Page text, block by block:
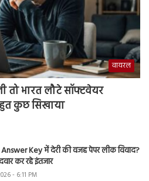
वायरल
तो भारत लौटे सॉफ्टवेयर
कुछ सिखाया
Key में देरी की वजह पेपर लीक विवाद?
कर रहे इंतजार
- 6:11 PM